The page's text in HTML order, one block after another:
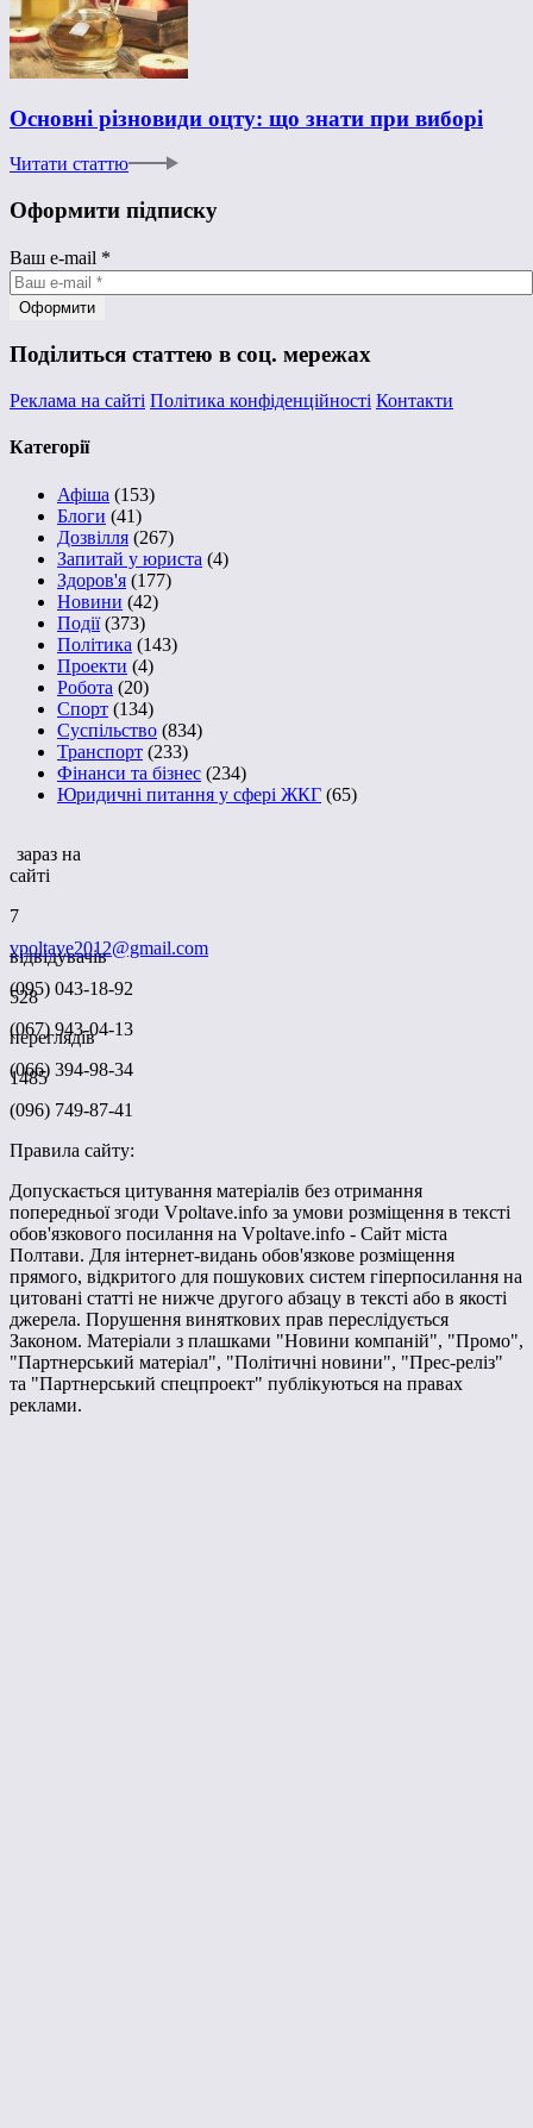
Основні різновиди оцту: що знати при виборі
Читати статтю
Оформити підписку
Ваш e-mail *
Поділиться статтею в соц. мережах
Реклама на сайті Політика конфіденційності Контакти
Категорії
Афіша (153)
Блоги (41)
Дозвілля (267)
Запитай у юриста (4)
Здоров'я (177)
Новини (42)
Події(373)
Політика (143)
Проекти (4)
Робота (20)
Спорт (134)
Суспільство (834)
Транспорт (233)
Фінанси та бізнес (234)
Юридичні питання у сфері ЖКГ (65)
зараз на
сайті
7
відвідувачів
528
переглядів
1485
vpoltave2012@gmail.com
(095) 043-18-92
(067) 943-04-13
(066) 394-98-34
(096) 749-87-41
Правила сайту:
Допускається цитування матеріалів без отримання
попередньої згоди Vpoltave.info за умови розміщення в тексті
обов'язкового посилання на Vpoltave.info - Сайт міста
Полтави. Для інтернет-видань обов'язкове розміщення
прямого, відкритого для пошукових систем гіперпосилання на
цитовані статті не нижче другого абзацу в тексті або в якості
джерела. Порушення виняткових прав переслідується
Законом. Матеріали з плашками "Новини компаній", "Промо",
"Партнерський матеріал", "Політичні новини", "Прес-реліз"
та "Партнерський спецпроект" публікуються на правах
реклами.